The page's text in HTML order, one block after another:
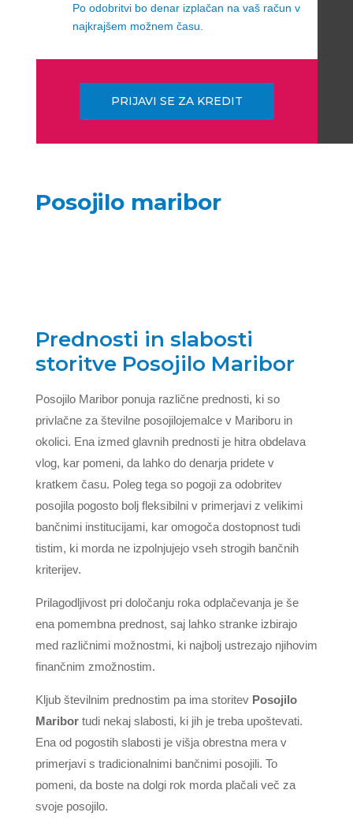
Po odobritvi bo denar izplačan na vaš račun v
najkrajšem možnem času.
PRIJAVI SE ZA KREDIT
Posojilo maribor
Prednosti in slabosti
storitve Posojilo Maribor
Posojilo Maribor ponuja različne prednosti, ki so
privlačne za številne posojilojemalce v Mariboru in
okolici. Ena izmed glavnih prednosti je hitra obdelava
vlog, kar pomeni, da lahko do denarja pridete v
kratkem času. Poleg tega so pogoji za odobritev
posojila pogosto bolj fleksibilni v primerjavi z velikimi
bančnimi institucijami, kar omogoča dostopnost tudi
tistim, ki morda ne izpolnjujejo vseh strogih bančnih
kriterijev.
Prilagodljivost pri določanju roka odplačevanja je še
ena pomembna prednost, saj lahko stranke izbirajo
med različnimi možnostmi, ki najbolj ustrezajo njihovim
finančnim zmožnostim.
Kljub številnim prednostim pa ima storitev Posojilo
Maribortudi nekaj slabosti, ki jih je treba upoštevati.
Ena od pogostih slabosti je višja obrestna mera v
primerjavi s tradicionalnimi bančnimi posojili. To
pomeni, da boste na dolgi rok morda plačali več za
svoje posojilo.